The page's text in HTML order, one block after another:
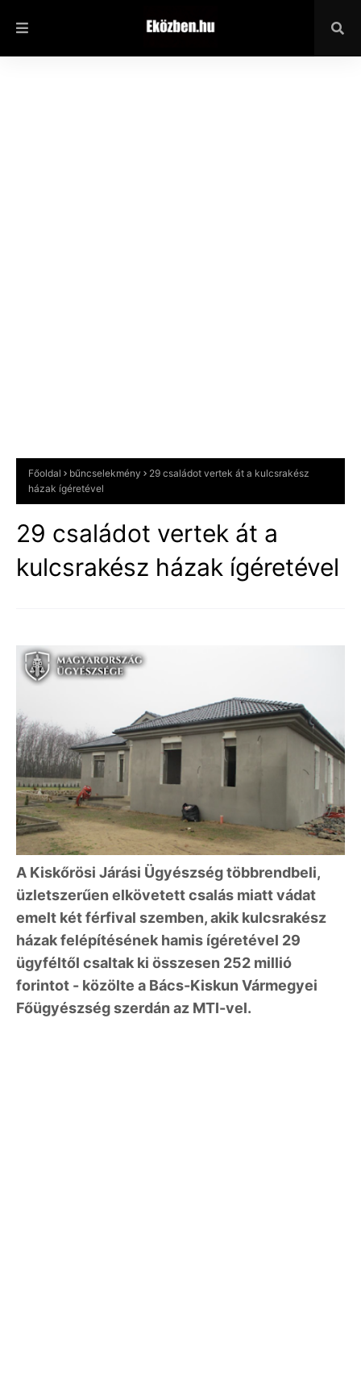
Főoldal bűncselekmény
29 családot vertek át a kulcsrakész
házak ígéretével
29 családot vertek át a
kulcsrakész házak ígéretével
A Kiskőrösi Járási Ügyészség többrendbeli,
üzletszerűen elkövetett csalás miatt vádat
emelt két férfival szemben, akik kulcsrakész
házak felépítésének hamis ígéretével 29
ügyféltől csaltak ki összesen 252 millió
forintot - közölte a Bács-Kiskun Vármegyei
Főügyészség szerdán az MTI-vel.